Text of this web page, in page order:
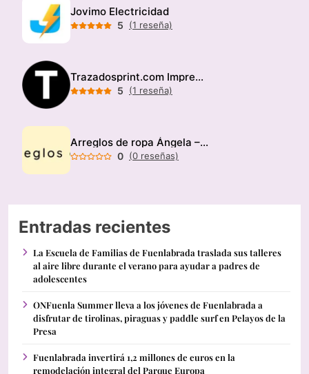
Jovimo Electricidad
5 (1 reseña)
Trazadosprint.com Imprenta
5 (1 reseña)
Arreglos de ropa Ángela – Modista
0 (0 reseñas)
Entradas recientes
La Escuela de Familias de Fuenlabrada traslada sus talleres
al aire libre durante el verano para ayudar a padres de
adolescentes
ONFuenla Summer lleva a los jóvenes de Fuenlabrada a
disfrutar de tirolinas, piraguas y paddle surf en Pelayos de la
Presa
Fuenlabrada invertirá 1,2 millones de euros en la
remodelación integral del Parque Europa